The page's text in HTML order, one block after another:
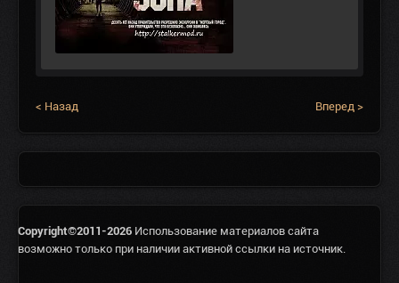
< Назад Вперед >
Copyright©2011-2026 Использование материалов сайта
возможно только при наличии активной ссылки на источник.